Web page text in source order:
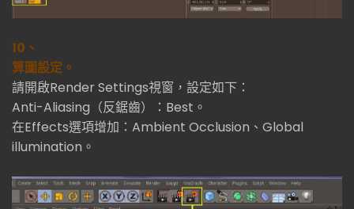
10、
算圖設定。
請開啟Render Settings視窗，設定如下：
Anti-Aliasing（反鋸齒）：Best。
在Effects選項增加：Ambient Occlusion、Global
illumination。